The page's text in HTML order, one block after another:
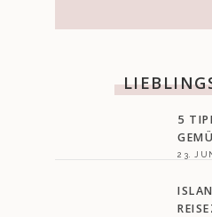
5
23.